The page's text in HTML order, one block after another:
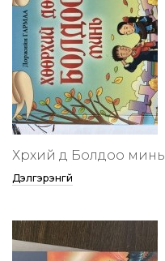
Хөөрхий дөө Болдоо минь
Дэлгэрэнгүй